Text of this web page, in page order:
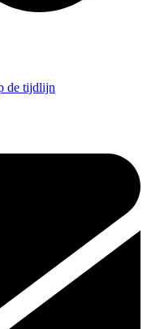
de tijdlijn